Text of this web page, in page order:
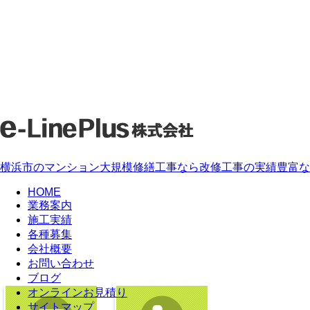
横浜市のマンション大規模修繕工事なら改修工事の実績豊富
HOME
業務案内
施工実績
各種募集
会社概要
お問い合わせ
ブログ
オンラインお見積り
サイトマップ